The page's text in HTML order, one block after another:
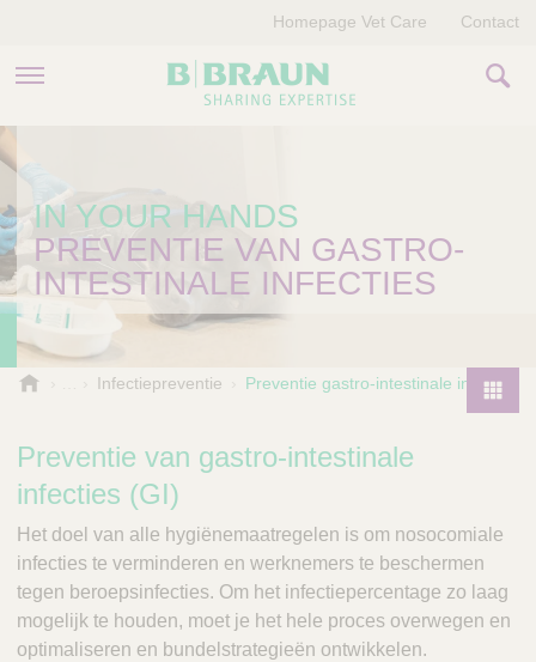
OVER ONS
VERHALEN
CONTACT
Homepage Vet Care Contact
IN YOUR HANDS
PREVENTIE VAN GASTRO-
INTESTINALE INFECTIES
P
u
t
Q
r
a
u
n
V
C
a
Infectiepreventie Preventie gastro-intestinale infecties
Preventie van gastro-intestinale
infecties (GI)
Het doel van alle hygiënemaatregelen is om nosocomiale
infecties te verminderen en werknemers te beschermen
tegen beroepsinfecties. Om het infectiepercentage zo laag
mogelijk te houden, moet je het hele proces overwegen en
optimaliseren en bundelstrategieën ontwikkelen.